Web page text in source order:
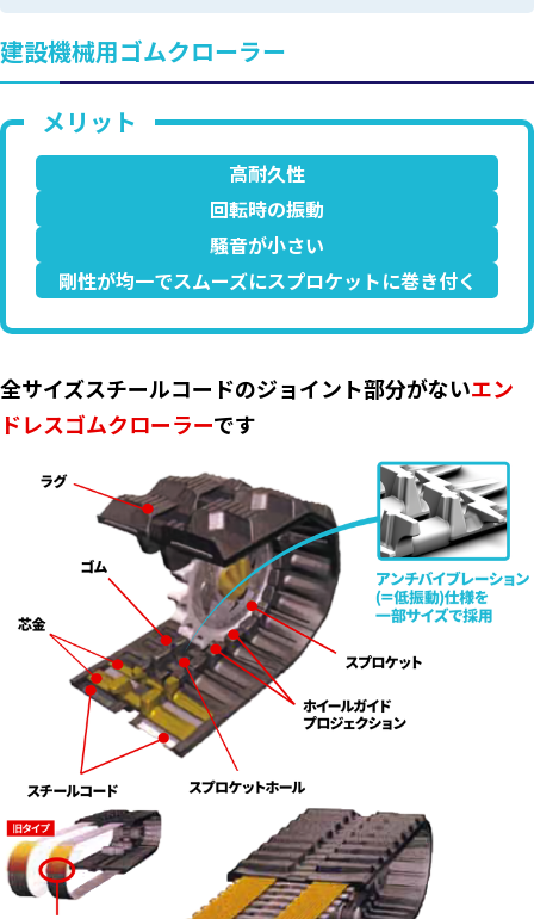
建設機械用ゴムクローラー
高耐久性
回転時の振動
騒音が小さい
剛性が均一でスムーズにスプロケットに巻き付く
全サイズスチールコードのジョイント部分がないエン
ドレスゴムクローラーです